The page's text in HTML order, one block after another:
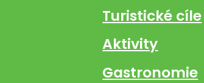
Turistické cíle
Aktivity
Gastronomie